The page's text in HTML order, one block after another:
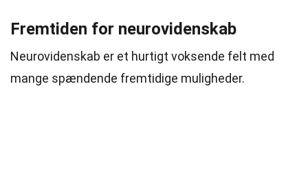
Fremtiden for neurovidenskab
Neurovidenskab er et hurtigt voksende felt med
mange spændende fremtidige muligheder.